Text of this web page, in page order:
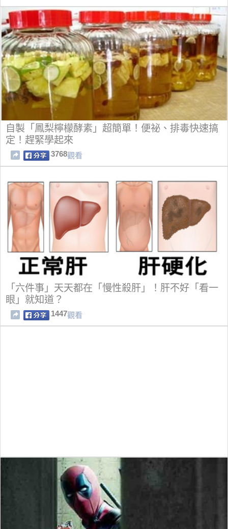
自製「鳳梨檸檬酵素」超簡單！便祕、排毒快速搞
定！趕緊學起來
3768觀看
「六件事」天天都在「慢性殺肝」！肝不好「看一
眼」就知道？
1447觀看